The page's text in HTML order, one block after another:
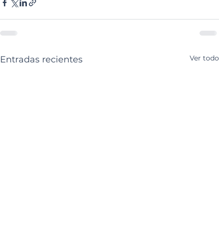
Entradas recientes Ver todo